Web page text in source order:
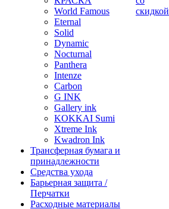
World Famous
Eternal
Solid
Dynamic
Nocturnal
Panthera
Intenze
Carbon
G INK
Gallery ink
KOKKAI Sumi
Xtreme Ink
Kwadron Ink
Трансферная бумага и
принадлежности
Средства ухода
Барьерная защита /
Перчатки
Расходные материалы
скидкой